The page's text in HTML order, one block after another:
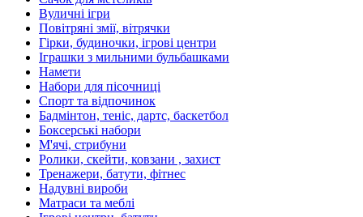
Вуличні ігри
Повітряні змії, вітрячки
Гірки, будиночки, ігрові центри
Іграшки з мильними бульбашками
Намети
Набори для пісочниці
Спорт та відпочинок
Бадмінтон, теніс, дартс, баскетбол
Боксерські набори
М'ячі, стрибуни
Ролики, скейти, ковзани , захист
Тренажери, батути, фітнес
Надувні вироби
Матраси та меблі